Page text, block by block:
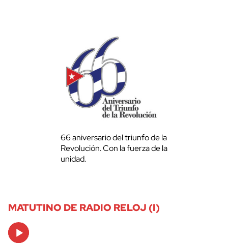
66 aniversario del triunfo de la
Revolución. Con la fuerza de la
unidad.
MATUTINO DE RADIO RELOJ (I)
Audio
Player